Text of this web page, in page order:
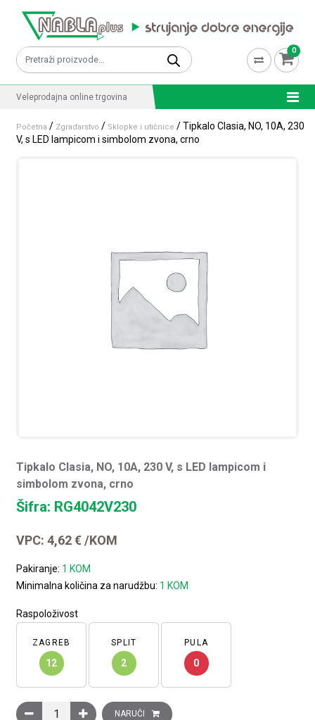
Pretraži: 0
Veleprodajna online trgovina
Početna / Zgradarstvo / Sklopke i utičnice / Tipkalo Clasia, NO, 10A, 230
V, s LED lampicom i simbolom zvona, crno
Tipkalo Clasia, NO, 10A, 230 V, s LED lampicom i
simbolom zvona, crno
Šifra: RG4042V230
VPC:4,62€ /KOM
Pakiranje: 1 KOM
Minimalna količina za narudžbu: 1 KOM
Raspoloživost
ZAGREB
12
SPLIT
2
PULA
0
Tipkalo Clasia, NO, 10A, 230 V, s LED lampicom i simbolom
NARUČI